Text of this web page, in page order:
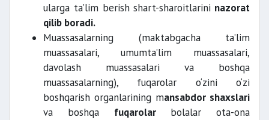
bolasini olishdan bosh
tortganda
ularga ta’lim berish shart-sharoitlarini nazorat
qilib boradi.
Muassasalarning (maktabgacha ta’lim
muassasalari, umumta’lim muassasalari,
davolash muassasalari va boshqa
muassasalarning), fuqarolar o‘zini o‘zi
boshqarish organlarining mansabdor shaxslari
va boshqa fuqarolar bolalar ota-ona